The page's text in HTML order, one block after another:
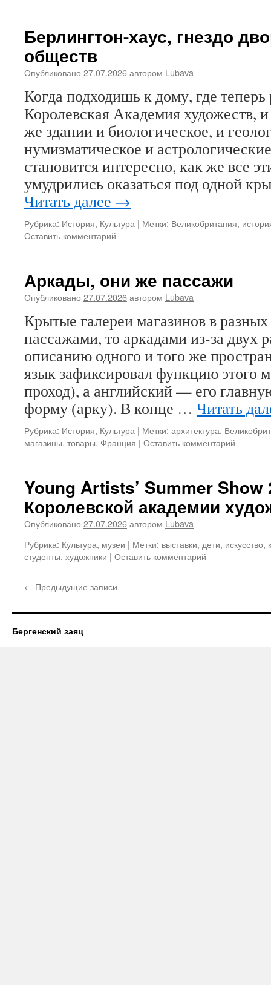
Берлингтон-хаус, гнездо
обществ
Опубликовано 27.07.2026автором Lubava
Когда подходишь к дому, где теперь
Королевская Академия художеств,
же здании и биологическое, и
нумизматическое и
становится интересно, как же все
умудрились оказаться под одной
Читать далее →
Рубрика: История, Культура | Метки: Великобритания,
Оставить комментарий
Аркады, они же пассажи
Опубликовано 27.07.2026автором Lubava
Крытые галереи магазинов в
пассажами, то аркадами из-за двух
описанию одного и того же
язык зафиксировал функцию этого
проход), а английский — его
форму (арку). В конце … Читать
Рубрика: История, Культура | Метки: архитектура,
магазины, товары, Франция | Оставить комментарий
Young Artists’ Summer Show
Королевской академии
Опубликовано 27.07.2026автором Lubava
Рубрика: Культура, музеи | Метки: выставки, дети, искусство,
студенты, художники | Оставить комментарий
← Предыдущие записи
Бергенский заяц